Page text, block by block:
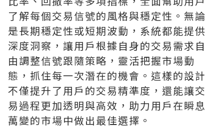
了解每個交易信號的風格與穩定性。無論
是長期穩定性或短期波動，系統都能提供
深度洞察，讓用戶根據自身的交易需求自
由調整信號跟隨策略，靈活把握市場動
態，抓住每一次潛在的機會。這樣的設計
不僅提升了用戶的交易精準度，還能讓交
易過程更加透明與高效，助力用戶在瞬息
萬變的市場中做出最佳選擇。